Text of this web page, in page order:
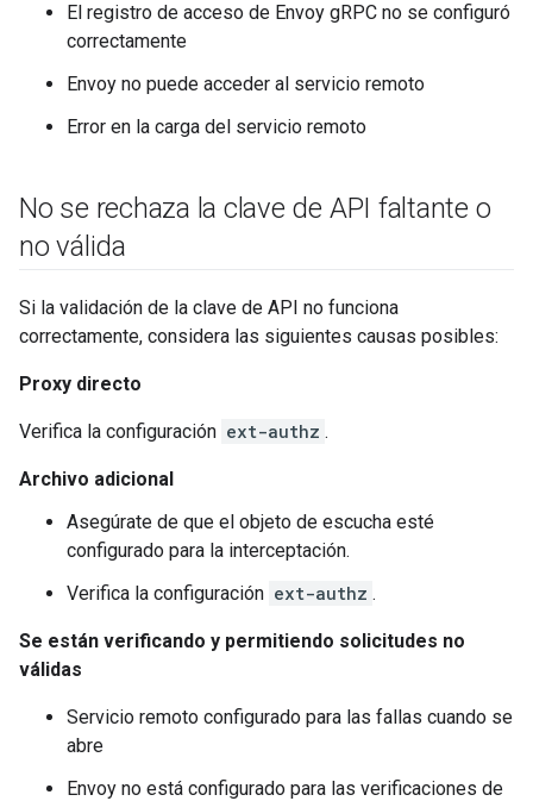
El registro de acceso de Envoy gRPC no se configuró
correctamente
Envoy no puede acceder al servicio remoto
Error en la carga del servicio remoto
No se rechaza la clave de API faltante o
no válida
Si la validación de la clave de API no funciona
correctamente, considera las siguientes causas posibles:
Proxy directo
Verifica la configuración ext-authz .
Archivo adicional
Asegúrate de que el objeto de escucha esté
configurado para la interceptación.
Verifica la configuración ext-authz .
Se están verificando y permitiendo solicitudes no
válidas
Servicio remoto configurado para las fallas cuando se
abre
Envoy no está configurado para las verificaciones de